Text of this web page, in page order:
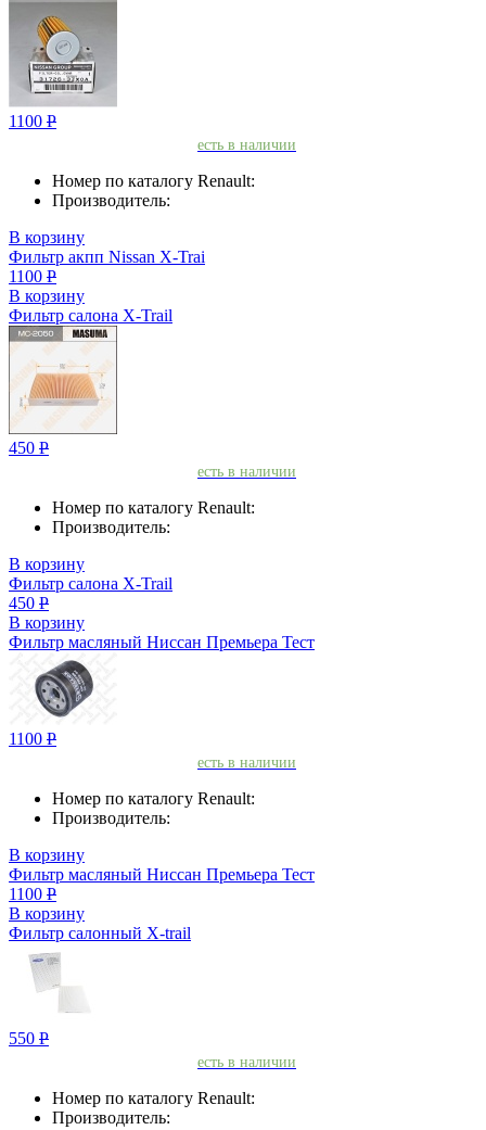
1100 Р
есть в наличии
Номер по каталогу Renault:
Производитель:
В корзину
Фильтр акпп Nissan X-Trai
1100 Р
В корзину
Фильтр салона X-Trail
450 Р
есть в наличии
Номер по каталогу Renault:
Производитель:
В корзину
Фильтр салона X-Trail
450 Р
В корзину
Фильтр масляный Ниссан Премьера Тест
1100 Р
есть в наличии
Номер по каталогу Renault:
Производитель:
В корзину
Фильтр масляный Ниссан Премьера Тест
1100 Р
В корзину
Фильтр салонный X-trail
550 Р
есть в наличии
Номер по каталогу Renault:
Производитель: